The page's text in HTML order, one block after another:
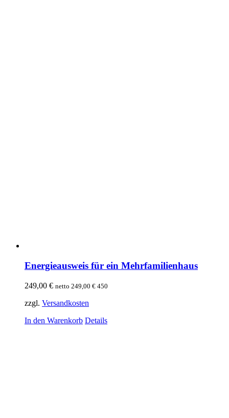
Energieausweis für ein Mehrfamilienhaus
249,00 € netto 249,00 € 450
zzgl. Versandkosten
In den Warenkorb Details